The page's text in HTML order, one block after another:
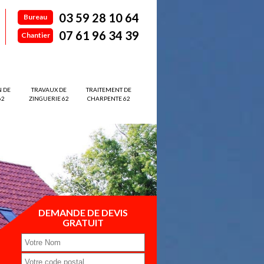
Bureau 03 59 28 10 64
Chantier 07 61 96 34 39
DE
TRAVAUX DE
ZINGUERIE 62
TRAITEMENT DE
CHARPENTE 62
DEMANDE DE DEVIS
GRATUIT